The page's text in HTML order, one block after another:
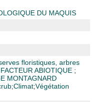
DU MAQUIS
floristiques, arbres
FACTEUR ABIOTIQUE ;
MONTAGNARD
;Climat;Végétation